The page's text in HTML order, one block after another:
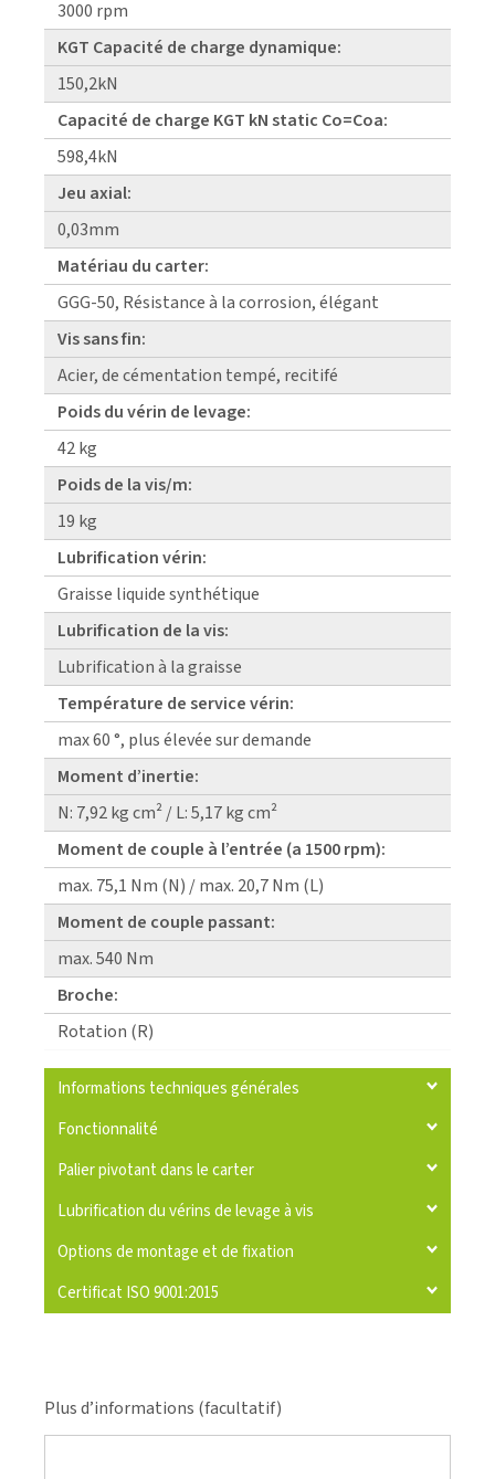
3000 rpm
KGT Capacité de charge dynamique:
150,2kN
Capacité de charge KGT kN static Co=Coa:
598,4kN
Jeu axial:
0,03mm
Matériau du carter:
GGG-50, Résistance à la corrosion, élégant
Vis sans fin:
Acier, de cémentation tempé, recitifé
Poids du vérin de levage:
42 kg
Poids de la vis/m:
19 kg
Lubrification vérin:
Graisse liquide synthétique
Lubrification de la vis:
Lubrification à la graisse
Température de service vérin:
max 60 °, plus élevée sur demande
Moment d’inertie:
N: 7,92 kg cm² / L: 5,17 kg cm²
Moment de couple à l’entrée (a 1500 rpm):
max. 75,1 Nm (N) / max. 20,7 Nm (L)
Moment de couple passant:
max. 540 Nm
Broche:
Rotation (R)
Informations techniques générales
Fonctionnalité
Palier pivotant dans le carter
Lubrification du vérins de levage à vis
Options de montage et de fixation
Certificat ISO 9001:2015
Plus d’informations (facultatif)